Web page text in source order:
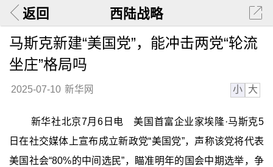
返回 西陆战略
马斯克新建“美国党”，能冲击两党“轮流
坐庄”格局吗
2025-07-10 新华网 小 大
新华社北京7月6日电 美国首富企业家埃隆·马斯克5
日在社交媒体上宣布成立新政党“美国党”，声称该党将代表
美国社会“80%的中间选民”，瞄准明年的国会中期选举，争